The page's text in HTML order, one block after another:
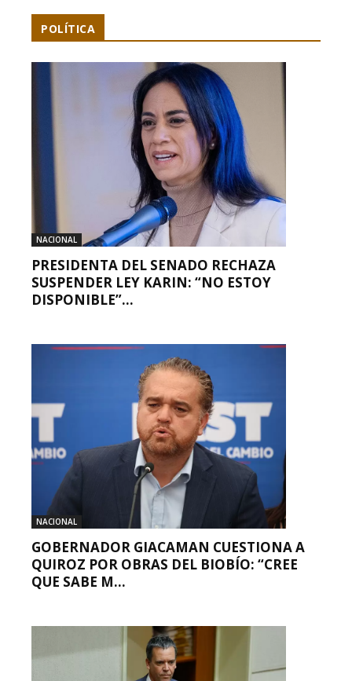
POLÍTICA
NACIONAL
PRESIDENTA DEL SENADO RECHAZA
SUSPENDER LEY KARIN: “NO ESTOY
DISPONIBLE”...
NACIONAL
GOBERNADOR GIACAMAN CUESTIONA A
QUIROZ POR OBRAS DEL BIOBÍO: “CREE
QUE SABE M...